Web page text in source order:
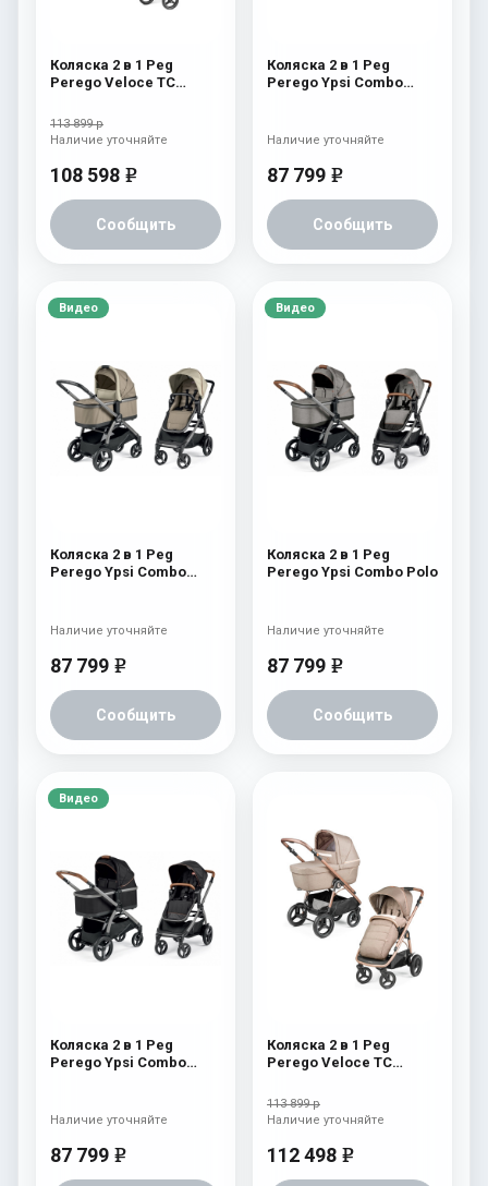
Коляска 2 в 1 Peg
Perego Veloce TC
113 899 р
108 598 e
Сообщить
Наличие уточняйте
Коляска 2 в 1 Peg
Perego Ypsi Combo
87 799 e
Сообщить
Наличие уточняйте
Видео
Коляска 2 в 1 Peg
Perego Ypsi Combo
87 799 e
Сообщить
Наличие уточняйте
Видео
Коляска 2 в 1 Peg
Perego Ypsi Combo Polo
87 799 e
Сообщить
Наличие уточняйте
Видео
Коляска 2 в 1 Peg
Perego Ypsi Combo
87 799 e
Наличие уточняйте
Коляска 2 в 1 Peg
Perego Veloce TC
113 899 р
112 498 e
Наличие уточняйте